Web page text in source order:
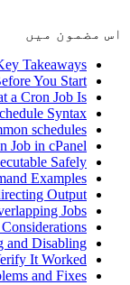
اس مضمون میں
Takeaways
You Start
a Cron Job Is
Syntax
schedules
Job in cPanel
Safely
Examples
Output
Jobs
and Disabling
It Worked
and Fixes